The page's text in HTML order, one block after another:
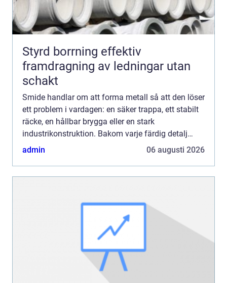
Styrd borrning effektiv
framdragning av ledningar utan
schakt
Smide handlar om att forma metall så att den löser
ett problem i vardagen: en säker trappa, ett stabilt
räcke, en hållbar brygga eller en stark
industrikonstruktion. Bakom varje färdig detalj
ligger noggrann planering, rätt materialval och en
admin 06 augusti 2026